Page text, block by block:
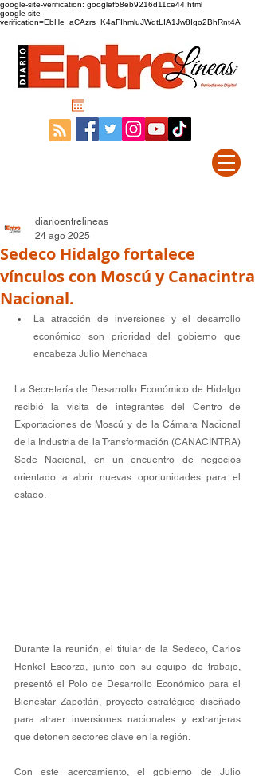
google-site-verification: googlef58eb9216d11ce44.html
google-site-
verification=EbHe_aCAzrs_K4aFIhmluJWdtLIA1Jw8Igo2BhRnt4A
Sedeco Hidalgo fortalece
vínculos con Moscú y Canacintra
Nacional.
diarioentrelineas
24 ago 2025
La atracción de inversiones y el desarrollo
económico son prioridad del gobierno que
encabeza Julio Menchaca
La Secretaría de Desarrollo Económico de Hidalgo
recibió la visita de integrantes del Centro de
Exportaciones de Moscú y de la Cámara Nacional
de la Industria de la Transformación (CANACINTRA)
Sede Nacional, en un encuentro de negocios
orientado a abrir nuevas oportunidades para el
estado.
Durante la reunión, el titular de la Sedeco, Carlos
Henkel Escorza, junto con su equipo de trabajo,
presentó el Polo de Desarrollo Económico para el
Bienestar Zapotlán, proyecto estratégico diseñado
para atraer inversiones nacionales y extranjeras
que detonen sectores clave en la región.
Con este acercamiento, el gobierno de Julio